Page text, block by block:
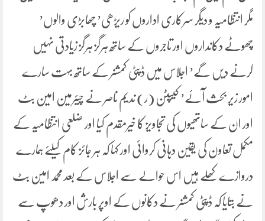
مگر انتظامیہ و دیگر سرکاری اداروں کو ریڑھی’ چھابڑی والوں’
چھوٹے دکانداروں اور تاجروں کے ساتھ ہرگز ہرگز زیادتی نہیں
کرنے دیں گے’ اجلاس میں ڈپٹی کمشنر کے ساتھ بہت سارے
امور زیر بحث آئے’ کیپٹن (ر) ندیم ناصر نے چیئرمین امین بٹ
اور ان کے ساتھیوں کی تجاویز کا خیرمقدم کیا اور ضلعی انتظامیہ کے
مکمل تعاون کی یقین دہانی کروائی اور کہا کہ ہر جائز کام کیلئے ہمارے
دروازے کھلے ہیں اس حوالے سے اجلاس کے بعد محمد امین بٹ
نے بتایا کہ ڈپٹی کمشنر نے دکانوں کے اوپر بارش اور دھوپ سے